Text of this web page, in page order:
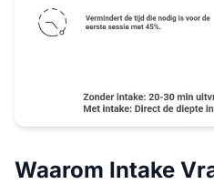
Waarom Intake